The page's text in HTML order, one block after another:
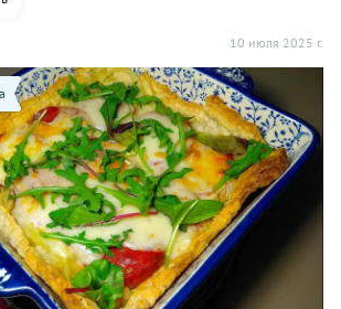
10 июля 2025 г.